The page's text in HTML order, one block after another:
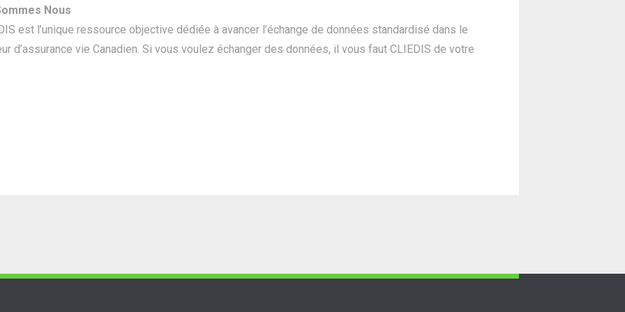
Nous
est l’unique ressource objective dédiée à avancer l’échange de données standardisé dans le
d’assurance vie Canadien. Si vous voulez échanger des données, il vous faut CLIEDIS de votre